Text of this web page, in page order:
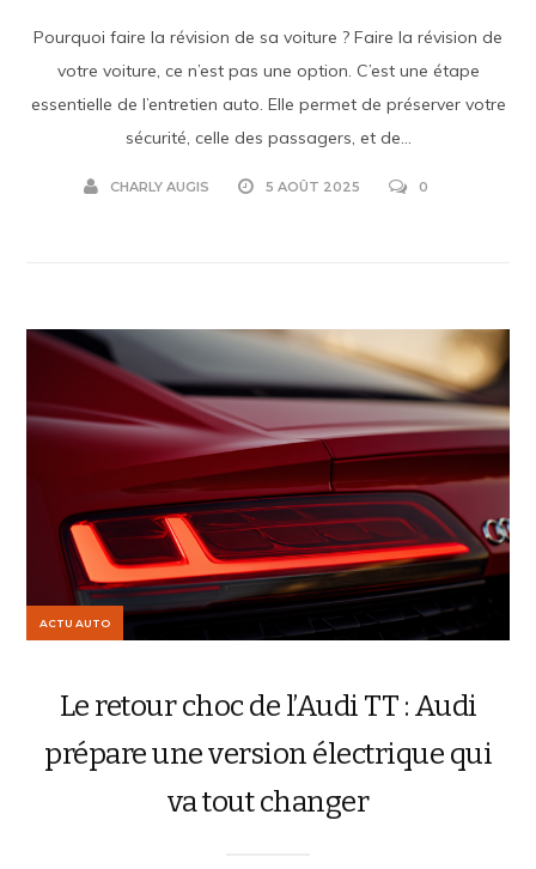
Pourquoi faire la révision de sa voiture ? Faire la révision de
votre voiture, ce n’est pas une option. C’est une étape
essentielle de l’entretien auto. Elle permet de préserver votre
sécurité, celle des passagers, et de...
CHARLY AUGIS 5 AOÛT 2025 0
ACTU AUTO
Le retour choc de l’Audi TT : Audi
prépare une version électrique qui
va tout changer